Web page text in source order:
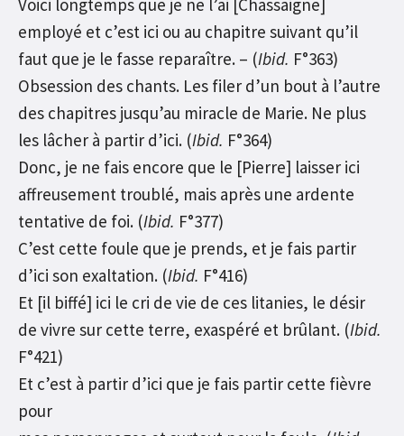
Voici longtemps que je ne l’ai [Chassaigne]
employé et c’est ici ou au chapitre suivant qu’il
faut que je le fasse reparaître. – (Ibid. F°363)
Obsession des chants. Les filer d’un bout à l’autre
des chapitres jusqu’au miracle de Marie. Ne plus
les lâcher à partir d’ici. (Ibid. F°364)
Donc, je ne fais encore que le [Pierre] laisser ici
affreusement troublé, mais après une ardente
tentative de foi. (Ibid. F°377)
C’est cette foule que je prends, et je fais partir
d’ici son exaltation. (Ibid. F°416)
Et [il biffé] ici le cri de vie de ces litanies, le désir
de vivre sur cette terre, exaspéré et brûlant. (Ibid.
F°421)
Et c’est à partir d’ici que je fais partir cette fièvre
pour